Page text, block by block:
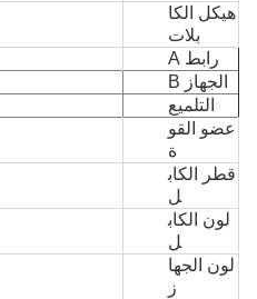
هيكل الكا
بلات
رابط A
الجهاز B
التلميع
عضو القو
ة
قطر الكاب
ل
لون الكاب
ل
لون الجها